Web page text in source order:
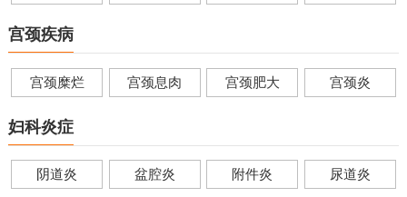
宫颈疾病
宫颈糜烂 宫颈息肉 宫颈肥大 宫颈炎
妇科炎症
阴道炎 盆腔炎 附件炎 尿道炎